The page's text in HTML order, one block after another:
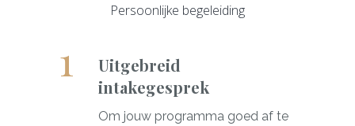
Persoonlijke begeleiding
Uitgebreid
intakegesprek
Om jouw programma goed af te